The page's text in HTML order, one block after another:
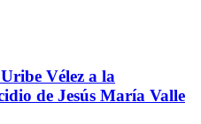
Vélez a la
de Jesús María Valle